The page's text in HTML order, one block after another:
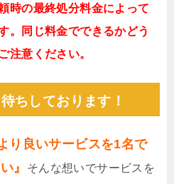
時の最終処分料金によって
。同じ料金でできるかどう
注意ください。
ちしております！
より良いサービスを1名で
』
そんな想いでサービスを